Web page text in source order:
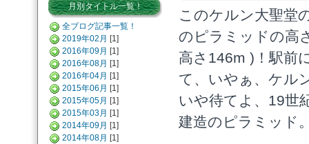
月別タイトル一覧！
全ブログ記事一覧！
2019年02月 [1]
2016年09月 [1]
2016年08月 [1]
2016年04月 [1]
2015年06月 [1]
2015年05月 [1]
2015年03月 [1]
2014年09月 [1]
2014年08月 [1]
このケルン大聖堂
のピラミッドの高
高さ146m )！駅前
て、いやぁ、ケル
いや待てよ、19世
建造のピラミッド